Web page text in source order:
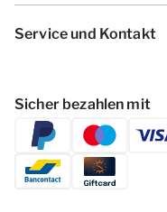
Service und Kontakt
Sicher bezahlen mit